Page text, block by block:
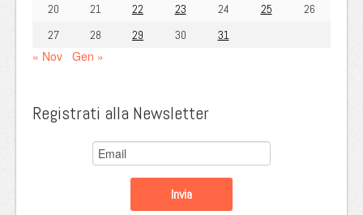
20
21 22 23 24 25
26
27
28 29 30 31
« Nov Gen »
Registrati alla Newsletter